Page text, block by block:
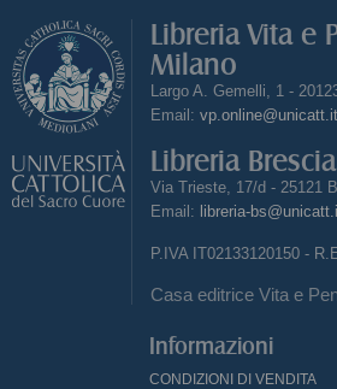
Libreria Vita e
Milano
Largo A. Gemelli, 1 -
Email: vp.online@unicatt.it
Libreria Brescia
Via Trieste, 17/d - 25121
Email: libreria-
P.IVA IT02133120150 -
Casa editrice Vita e
Informazioni
CONDIZIONI DI VENDITA